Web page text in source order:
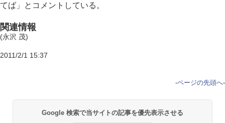
てば」とコメントしている。
関連情報
(永沢 茂)
2011/2/1 15:37
-ページの先頭へ-
Google 検索で当サイトの記事を優先表示させる